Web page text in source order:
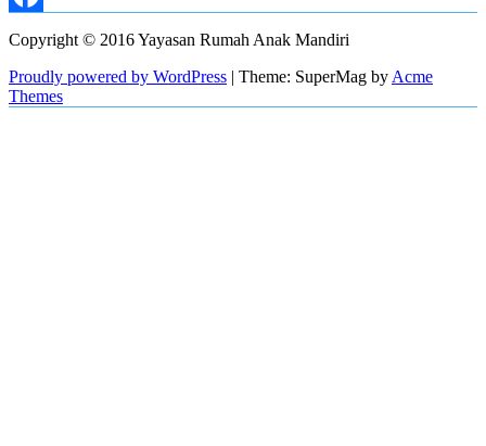
Copyright © 2016 Yayasan Rumah Anak Mandiri
Proudly powered by WordPress | Theme: SuperMag by Acme
Themes